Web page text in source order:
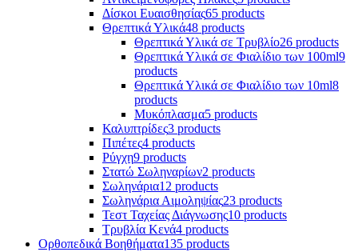
Δίσκοι Ευαισθησίας65 products
Θρεπτικά Υλικά48 products
Θρεπτικά Υλικά σε Τρυβλίο26 products
Θρεπτικά Υλικά σε Φιαλίδιο των 100ml9
products
Θρεπτικά Υλικά σε Φιαλίδιο των 10ml8
products
Μυκόπλασμα5 products
Καλυπτρίδες3 products
Πιπέτες4 products
Ρύγχη9 products
Στατώ Σωληναρίων2 products
Σωληνάρια12 products
Σωληνάρια Αιμοληψίας23 products
Τεστ Ταχείας Διάγνωσης10 products
Τρυβλία Κενά4 products
Ορθοπεδικά Βοηθήματα135 products